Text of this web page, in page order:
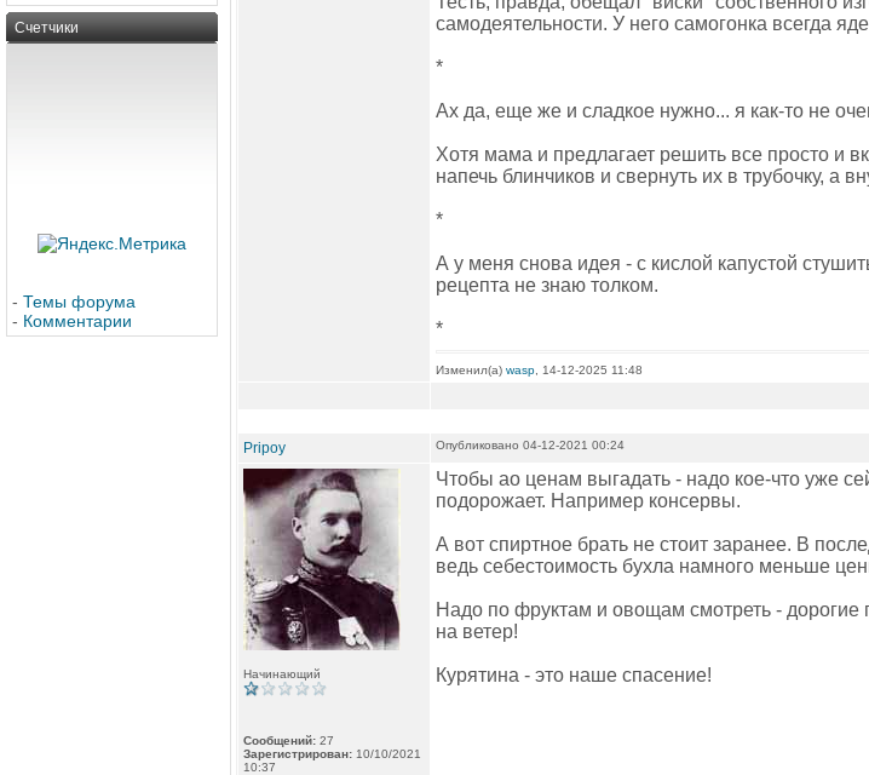
Счетчики
- Темы форума
- Комментарии
самодеятельности. У него самогонка всегда
*
Ах да, еще же и сладкое нужно... я как-то не
Хотя мама и предлагает решить все просто и
напечь блинчиков и свернуть их в трубочку, а
*
А у меня снова идея - с кислой капустой
рецепта не знаю толком.
*
Изменил(а) wasp , 14-12-2025 11:48
Pripoy Опубликовано 04-12-2021 00:24
Начинающий
Сообщений: 27
Зарегистрирован: 10/10/2021
10:37
Чтобы ао ценам выгадать - надо кое-что уже
подорожает. Например консервы.
А вот спиртное брать не стоит заранее. В
ведь себестоимость бухла намного меньше
Надо по фруктам и овощам смотреть - дорогие
на ветер!
Курятина - это наше спасение!